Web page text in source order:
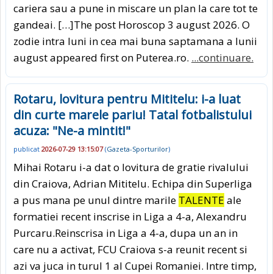
cariera sau a pune in miscare un plan la care tot te
gandeai. […]The post Horoscop 3 august 2026. O
zodie intra luni in cea mai buna saptamana a lunii
august appeared first on Puterea.ro. ...continuare.
Rotaru, lovitura pentru Mititelu: i-a luat
din curte marele pariu! Tatal fotbalistului
acuza: "Ne-a mintit!"
publicat 2026-07-29 13:15:07(Gazeta-Sporturilor)
Mihai Rotaru i-a dat o lovitura de gratie rivalului
din Craiova, Adrian Mititelu. Echipa din Superliga
a pus mana pe unul dintre marile TALENTE ale
formatiei recent inscrise in Liga a 4-a, Alexandru
Purcaru.Reinscrisa in Liga a 4-a, dupa un an in
care nu a activat, FCU Craiova s-a reunit recent si
azi va juca in turul 1 al Cupei Romaniei. Intre timp,